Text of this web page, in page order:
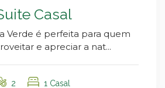
Casal
Verde é perfeita para quem
e apreciar a nat...
2 1 Casal